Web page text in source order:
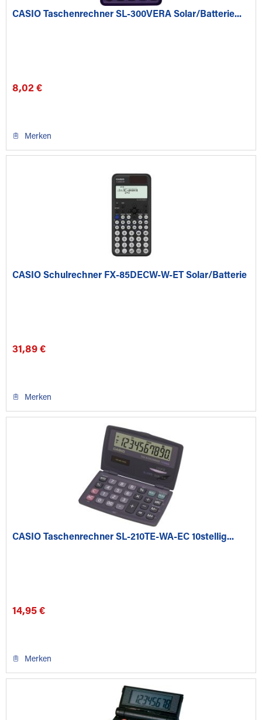
CASIO Taschenrechner SL-300VERA Solar/Batterie...
8,02 €
Merken
CASIO Schulrechner FX-85DECW-W-ET Solar/Batterie
31,89 €
Merken
CASIO Taschenrechner SL-210TE-WA-EC 10stellig...
14,95 €
Merken